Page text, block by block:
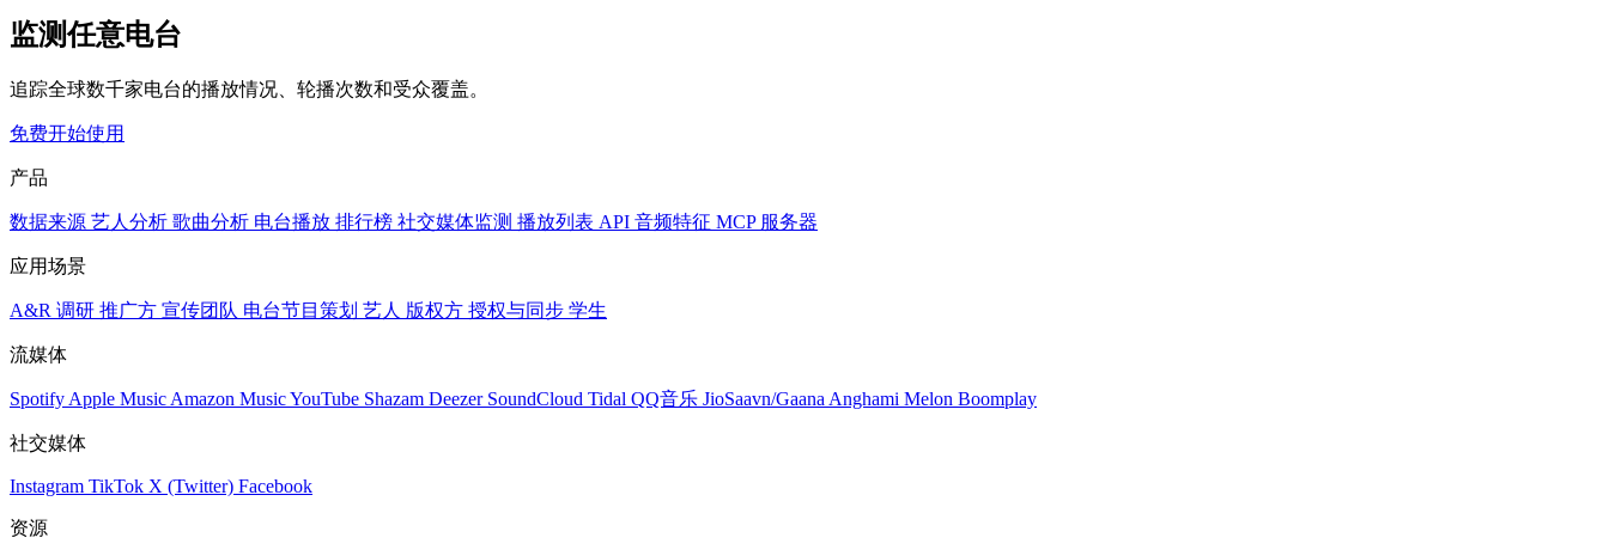
监测任意电台
追踪全球数千家电台的播放情况、轮播次数和受众覆盖。
免费开始使用
产品
数据来源 艺人分析 歌曲分析 电台播放 排行榜 社交媒体监测 播放列表 API 音频特征 MCP 服务器
应用场景
A&R 调研 推广方 宣传团队 电台节目策划 艺人 版权方 授权与同步 学生
流媒体
Spotify Apple Music Amazon MusicYouTube Shazam Deezer SoundCloud Tidal QQ音乐 JioSaavn/Gaana Anghami Melon Boomplay
社交媒体
Instagram TikTok X (Twitter) Facebook
资源